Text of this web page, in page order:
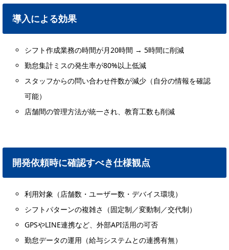
導入による効果
シフト作成業務の時間が月20時間 → 5時間に削減
勤怠集計ミスの発生率が80%以上低減
スタッフからの問い合わせ件数が減少（自分の情報を確認
可能）
店舗間の管理方法が統一され、教育工数も削減
開発依頼時に確認すべき仕様観点
利用対象（店舗数・ユーザー数・デバイス環境）
シフトパターンの複雑さ（固定制／変動制／交代制）
GPSやLINE連携など、外部API活用の可否
勤怠データの運用（給与システムとの連携有無）